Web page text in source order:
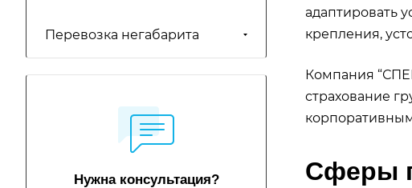
адаптировать
крепления,
Компания
страхование
Сферы
Перевозка негабарита
Нужна консультация?